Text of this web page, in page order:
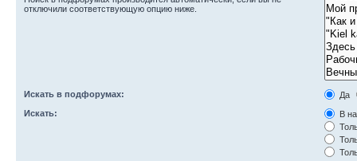
отключили соответствующую опцию ниже.
Искать в подфорумах:
Да
Искать:
В